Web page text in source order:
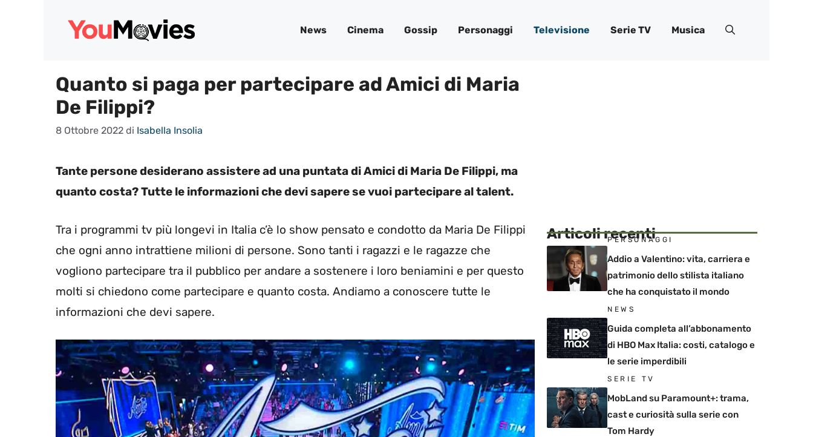
News Cinema Gossip Personaggi Televisione Serie TV Musica
Quanto si paga per partecipare ad Amici di Maria
De Filippi?
8 Ottobre 2022 di Isabella Insolia
Tante persone desiderano assistere ad una puntata di Amici di Maria De Filippi, ma
quanto costa? Tutte le informazioni che devi sapere se vuoi partecipare al talent.
Tra i programmi tv più longevi in Italia c’è lo show pensato e condotto da Maria De Filippi
che ogni anno intrattiene milioni di persone. Sono tanti i ragazzi e le ragazze che
vogliono partecipare tra il pubblico per andare a sostenere i loro beniamini e per questo
molti si chiedono come partecipare e quanto costa. Andiamo a conoscere tutte le
informazioni che devi sapere.
Articoli recenti
PERSONAGGI
Addio a Valentino: vita, carriera e
patrimonio dello stilista italiano
che ha conquistato il mondo
NEWS
Guida completa all’abbonamento
di HBO Max Italia: costi, catalogo e
le serie imperdibili
SERIE TV
MobLand su Paramount+: trama,
cast e curiosità sulla serie con
Tom Hardy